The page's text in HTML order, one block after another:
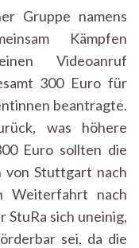
Gruppe namens
Kämpfen
Videoanruf
300 Euro für
beantragte.
was höhere
Euro sollten die
Stuttgart nach
Weiterfahrt nach
StuRa sich uneinig,
sei, da die